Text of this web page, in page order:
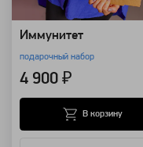
Иммунитет
подарочный набор
4 900 ₽
В корзину